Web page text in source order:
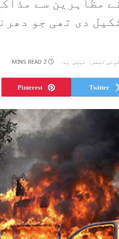
مظاہرین سے
دی تھی جو
کوئی تبصرہ نہیں ہے۔ 2 MINS READ
Twitter
Pinterest